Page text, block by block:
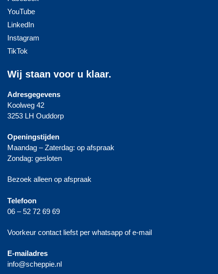
YouTube
LinkedIn
Instagram
TikTok
Wij staan voor u klaar.
Adresgegevens
Koolweg 42
3253 LH Ouddorp
Openingstijden
Maandag – Zaterdag: op afspraak
Zondag: gesloten
Bezoek alleen op afspraak
Telefoon
06 – 52 72 69 69
Voorkeur contact liefst per whatsapp of e-mail
E-mailadres
info@scheppie.nl